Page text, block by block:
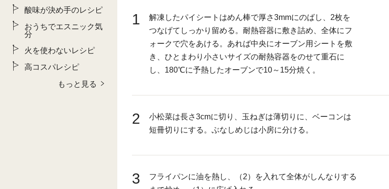
1
解凍したパイシートはめん棒で厚さ3mmにのばし、2枚を
つなげてしっかり留める。耐熱容器に敷き詰め、全体にフ
ォークで穴をあける。あれば中央にオーブン用シートを敷
き、ひとまわり小さいサイズの耐熱容器をのせて重石に
し、180℃に予熱したオーブンで10～15分焼く。
2
小松菜は長さ3cmに切り、玉ねぎは薄切りに、ベーコンは
短冊切りにする。ぶなしめじは小房に分ける。
3
フライパンに油を熱し、（2）を入れて全体がしんなりする
酸味が決め手のレシピ
おうちでエスニック気
分
火を使わないレシピ
高コスパレシピ
もっと見る